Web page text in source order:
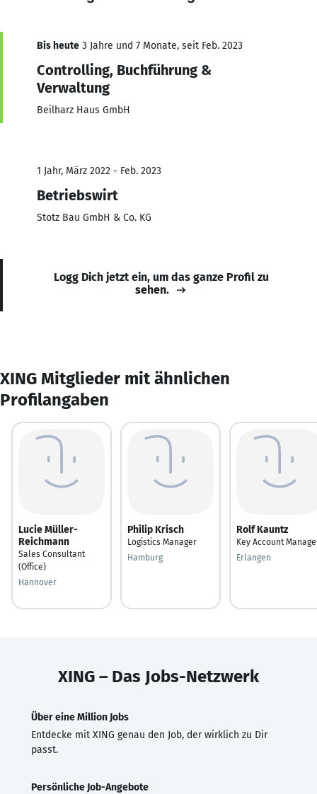
Bis heute 3 Jahre und 7 Monate, seit Feb. 2023
Controlling, Buchführung &
Verwaltung
Beilharz Haus GmbH
1 Jahr, März 2022 - Feb. 2023
Betriebswirt
Stotz Bau GmbH & Co. KG
Logg Dich jetzt ein, um das ganze Profil zu
sehen.
XING Mitglieder mit ähnlichen
Profilangaben
Lucie Müller-
Reichmann
Sales Consultant
(Office)
Hannover
Philip Krisch
Logistics Manager
Hamburg
Rolf Kauntz
Key Account
Erlangen
XING – Das Jobs-Netzwerk
Über eine Million Jobs
Entdecke mit XING genau den Job, der wirklich zu Dir
passt.
Persönliche Job-Angebote